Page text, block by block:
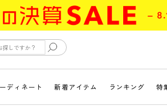
ディネート 新着アイテム ランキング 特